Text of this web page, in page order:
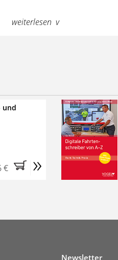
Sie erhaltenalle Ausgaben
Kostenfreie Online-
Bestellen Sie jetzt das
Monate (inkl. der derzeitig
brauchen Sie nichts
entstehen keine weiteren
weiterlesen
und
€ »
Newsletter